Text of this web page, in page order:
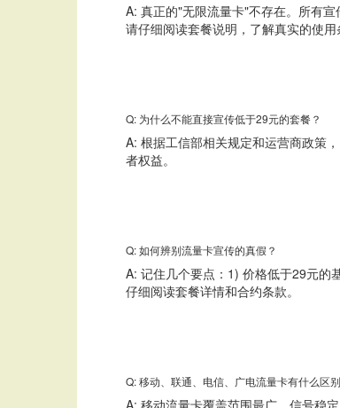
A: 真正的"无限流量卡"不存在。所有
请仔细阅读套餐说明，了解真实的使用
Q: 为什么不能直接宣传低于29元的套餐？
A: 根据工信部相关规定和运营商政策
者权益。
Q: 如何辨别流量卡宣传的真假？
A: 记住几个要点：1) 价格低于29元的
仔细阅读套餐详情和合约条款。
Q: 移动、联通、电信、广电流量卡有什么区
A: 移动流量卡覆盖范围最广，信号稳